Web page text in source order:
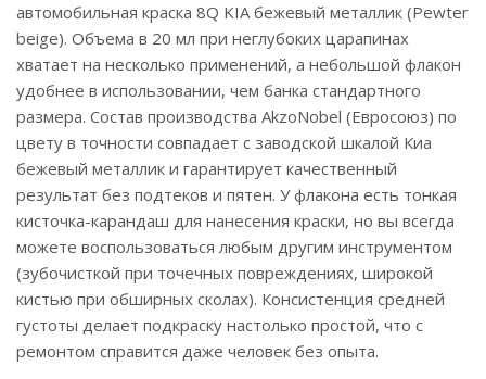
автомобильная краска 8Q KIA бежевый металлик (Pewter
beige). Объема в 20 мл при неглубоких царапинах
хватает на несколько применений, а небольшой флакон
удобнее в использовании, чем банка стандартного
размера. Состав производства AkzoNobel (Евросоюз) по
цвету в точности совпадает с заводской шкалой Киа
бежевый металлик и гарантирует качественный
результат без подтеков и пятен. У флакона есть тонкая
кисточка-карандаш для нанесения краски, но вы всегда
можете воспользоваться любым другим инструментом
(зубочисткой при точечных повреждениях, широкой
кистью при обширных сколах). Консистенция средней
густоты делает подкраску настолько простой, что с
ремонтом справится даже человек без опыта.